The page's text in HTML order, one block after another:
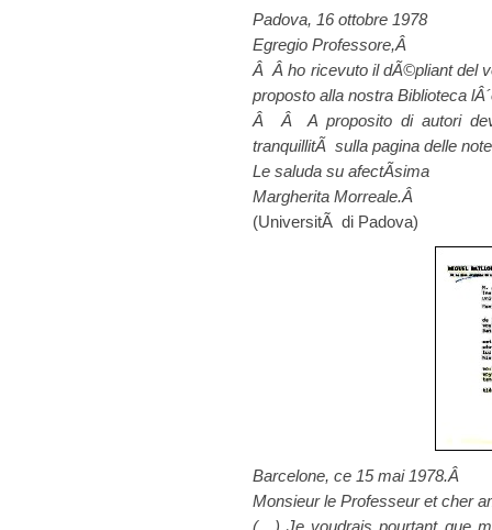
Padova, 16 ottobre 1978
Egregio Professore,Â
Â Â ho ricevuto il dÃ©pliant del
proposto alla nostra Biblioteca
Â Â A proposito di autori
tranquillitÃ sulla pagina delle
Le saluda su afectÃ­sima
Margherita Morreale.Â
(UniversitÃ di Padova)
Barcelone, ce 15 mai 1978.Â
Monsieur le Professeur et cher